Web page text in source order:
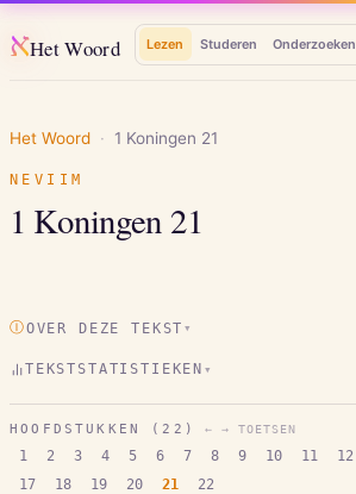
אHet Woord Lezen Studeren Onderzoeken
Het Woord · 1 Koningen 21
NEVIIM
1 Koningen 21
ⒾOVER DEZE TEKST ▾
TEKSTSTATISTIEKEN ▾
HOOFDSTUKKEN ( 22 ) ← → TOETSEN
1 2 3 4 5 6 7 8 9 10 11 12
17
18 19 20 21 22